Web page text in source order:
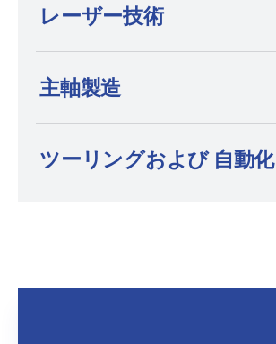
して知られています。
レーザー技術
主軸製造
ツーリングおよび 自動化